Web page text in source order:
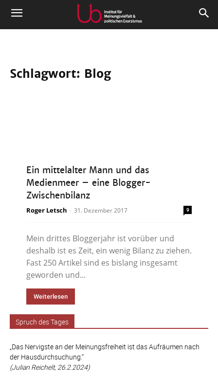
Schlagwort: Blog
Ein mittelalter Mann und das
Medienmeer – eine Blogger-
Zwischenbilanz
Roger Letsch - 31. Dezember 2017 9
Mein drittes Bloggerjahr ist vorüber und
deshalb ist es Zeit, ein wenig Bilanz zu ziehen.
Fast 250 Artikel sind es bislang insgesamt
geworden und...
Weiterlesen
Spruch des Tages
„Das Nervigste an der Meinungsfreiheit ist das Aufräumen nach
der Hausdurchsuchung.“
(Julian Reichelt, 26.2.2024)